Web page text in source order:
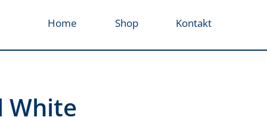
Home Shop Kontakt
White